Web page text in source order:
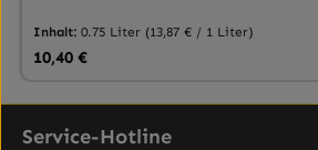
Inhalt:0.75 Liter (13,87 € / 1 Liter)
Regulärer Preis:
10,40 €
Service-Hotline